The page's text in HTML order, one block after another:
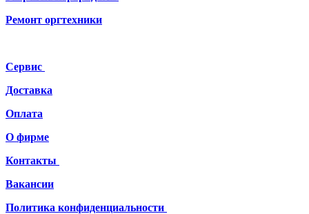
Ремонт оргтехники
Сервис
Доставка
Оплата
О фирме
Контакты
Вакансии
Политика конфиденциальности